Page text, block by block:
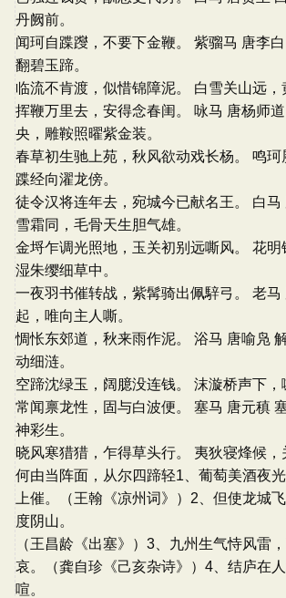
丹阙前。
闻珂自蹀躞，不要下金鞭。 紫骝马 唐李
翻碧玉蹄。
临流不肯渡，似惜锦障泥。 白雪关山远，
挥鞭万里去，安得念春闺。 咏马 唐杨师
央，雕鞍照曜紫金装。
春草初生驰上苑，秋风欲动戏长杨。 鸣珂
蹀经向濯龙傍。
徒令汉将连年去，宛城今已献名王。 白马
雪霜同，毛骨天生胆气雄。
金埒乍调光照地，玉关初别远嘶风。 花明
湿朱缨细草中。
一夜羽书催转战，紫髯骑出佩騂弓。 老马
起，唯向主人嘶。
惆怅东郊道，秋来雨作泥。 浴马 唐喻凫
动细涟。
空蹄沈绿玉，阔臆没连钱。 沫漩桥声下，
常闻禀龙性，固与白波便。 塞马 唐元稹
神彩生。
晓风寒猎猎，乍得草头行。 夷狄寝烽候，
何由当阵面，从尔四蹄轻1、葡萄美酒夜
上催。（王翰《凉州词》）2、但使龙城
度阴山。
（王昌龄《出塞》）3、九州生气恃风雷
哀。（龚自珍《己亥杂诗》）4、结庐在
喧。